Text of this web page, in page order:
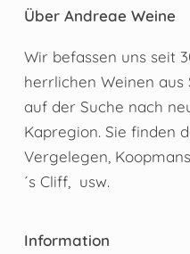
Über Andreae Weine
Wir befassen uns seit
herrlichen Weinen
auf der Suche nach
Kapregion. Sie finden
Vergelegen,
´s Cliff, usw.
Information